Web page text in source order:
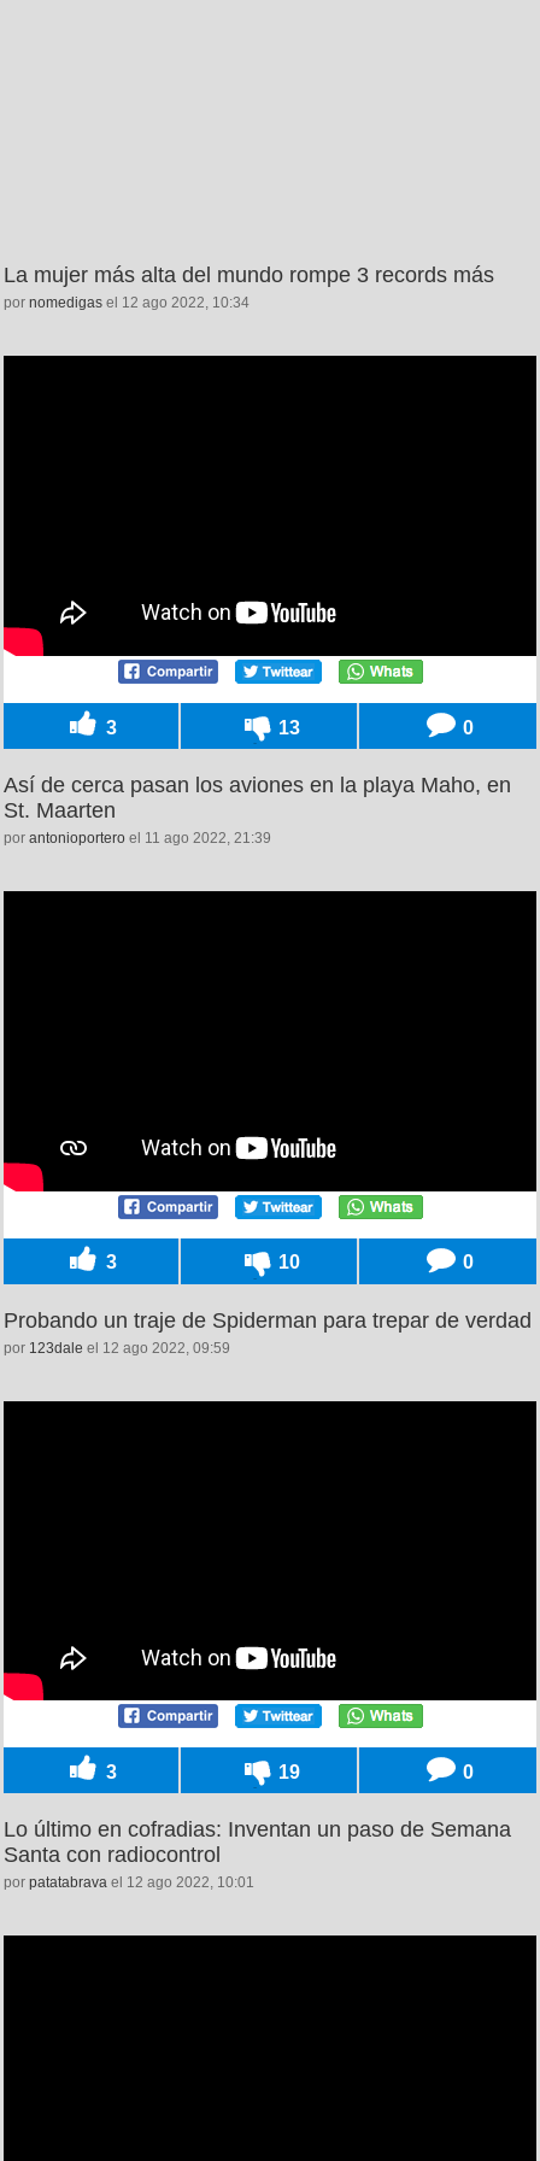
La mujer más alta del mundo rompe 3 records más
por nomedigas el 12 ago 2022, 10:34
3 13 0
Así de cerca pasan los aviones en la playa Maho, en
St. Maarten
por antonioportero el 11 ago 2022, 21:39
3 10 0
Probando un traje de Spiderman para trepar de verdad
por 123dale el 12 ago 2022, 09:59
3 19 0
Lo último en cofradias: Inventan un paso de Semana
Santa con radiocontrol
por patatabrava el 12 ago 2022, 10:01